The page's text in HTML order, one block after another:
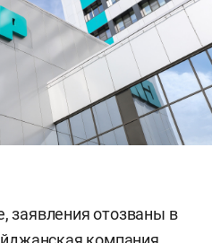
заявления отозваны в